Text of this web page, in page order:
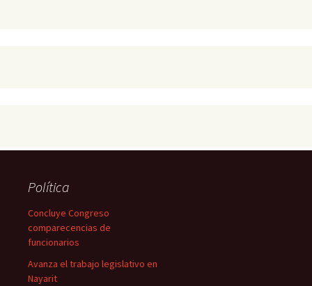
Política
Concluye Congreso
comparecencias de
funcionarios
Avanza el trabajo legislativo en
Nayarit